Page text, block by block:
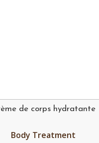
de corps hydratante
Body Treatment